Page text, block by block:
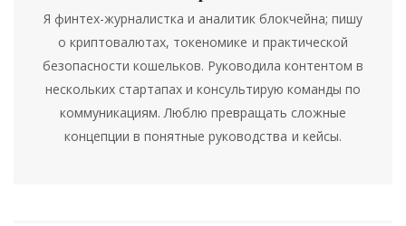
Я финтех-журналистка и аналитик блокчейна; пишу
о криптовалютах, токеномике и практической
безопасности кошельков. Руководила контентом в
нескольких стартапах и консультирую команды по
коммуникациям. Люблю превращать сложные
концепции в понятные руководства и кейсы.